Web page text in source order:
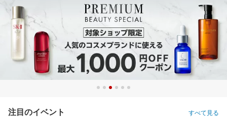
注目のイベント すべて見る